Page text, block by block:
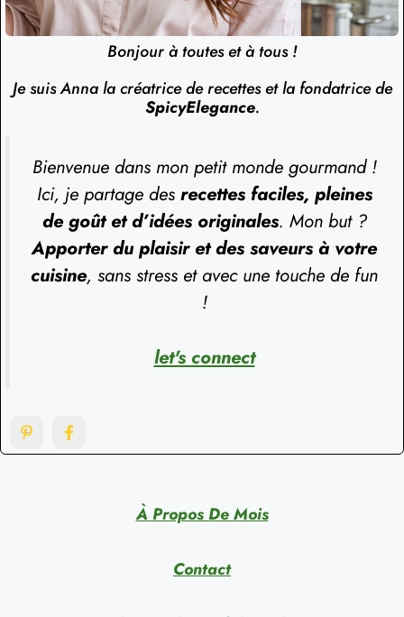
Bonjour à toutes et à tous !
Je suis Anna la créatrice de recettes et la fondatrice de
SpicyElegance.
Bienvenue dans mon petit monde gourmand !
Ici, je partage des recettes faciles, pleines
de goût et d’idées originales. Mon but ?
Apporter du plaisir et des saveurs à votre
cuisine, sans stress et avec une touche de fun
!
let's connect
À Propos De Mois
Contact